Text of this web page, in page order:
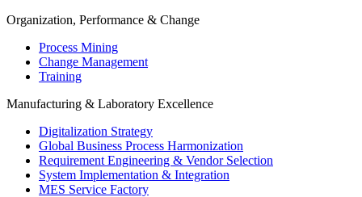
Organization, Performance & Change
Process Mining
Change Management
Training
Manufacturing & Laboratory Excellence
Digitalization Strategy
Global Business Process Harmonization
Requirement Engineering & Vendor Selection
System Implementation & Integration
MES Service Factory